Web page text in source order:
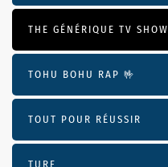
THE GÉNÉRIQUE TV SHOW
TOHU BOHU RAP 🤟
TOUT POUR RÉUSSIR
TURF